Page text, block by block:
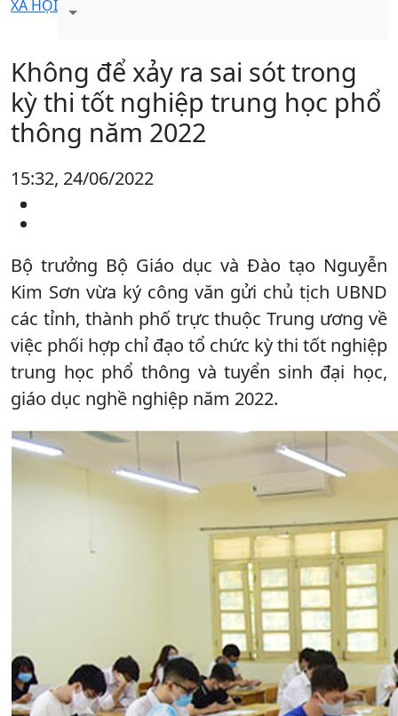
XÃ HỘI
Không để xảy ra sai sót trong
kỳ thi tốt nghiệp trung học phổ
thông năm 2022
15:32, 24/06/2022
Bộ trưởng Bộ Giáo dục và Đào tạo Nguyễn
Kim Sơn vừa ký công văn gửi chủ tịch UBND
các tỉnh, thành phố trực thuộc Trung ương về
việc phối hợp chỉ đạo tổ chức kỳ thi tốt nghiệp
trung học phổ thông và tuyển sinh đại học,
giáo dục nghề nghiệp năm 2022.